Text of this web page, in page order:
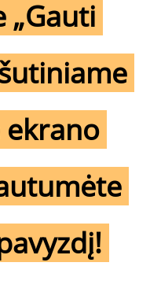
„Gauti
ekrano